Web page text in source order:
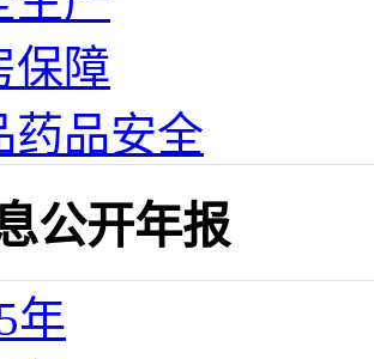
保障
药品安全
公开年报
年